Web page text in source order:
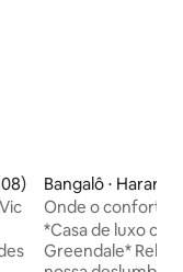
avaliação média de
Bangalô ⋅ Harare
Onde o conforto,
nossa prioridade!
*Casa de luxo
Greendale*